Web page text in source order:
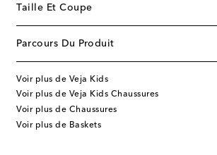
Taille Et Coupe
Parcours Du Produit
Voir plus de Veja Kids
Voir plus de Veja Kids Chaussures
Voir plus de Chaussures
Voir plus de Baskets